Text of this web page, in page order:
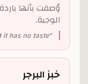
وُصفت بأنها
الوجبة.
"
it has no taste
خبز البرجر